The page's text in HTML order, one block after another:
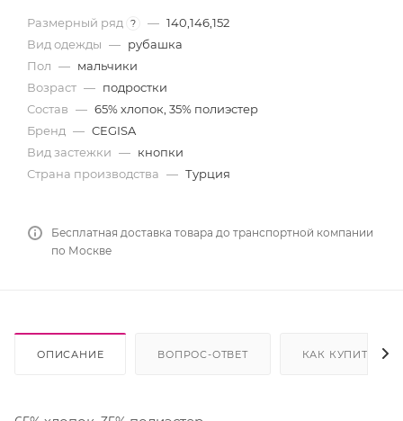
Размерный ряд ? — 140,146,152
Вид одежды — рубашка
Пол — мальчики
Возраст — подростки
Состав — 65% хлопок, 35% полиэстер
Бренд — CEGISA
Вид застежки — кнопки
Страна производства — Турция
Бесплатная доставка товара до транспортной компании
по Москве
ОПИСАНИЕ ВОПРОС-ОТВЕТ КАК КУПИТЬ